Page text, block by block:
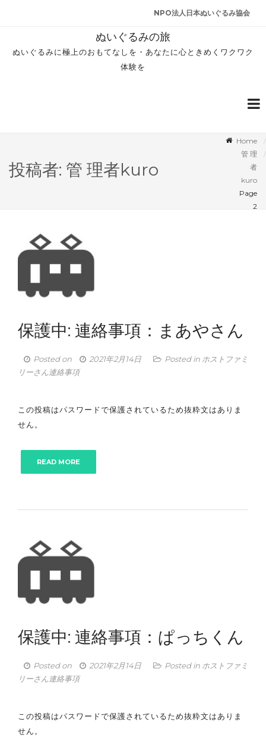
NPO法人日本ぬいぐるみ協会
ぬいぐるみの旅
ぬいぐるみに極上のおもてなしを・あなたに心ときめくワクワク
体験を
投稿者: 管 理者kuro
Home
管 理
者
kuro
Page
2
保護中: 連絡事項：まあやさん
Posted on 2021年2月14日 Posted in ホストファミ
リーさん連絡事項
この投稿はパスワードで保護されているため抜粋文はありま
せん。
READ MORE
保護中: 連絡事項：ぱっちくん
Posted on 2021年2月14日 Posted in ホストファミ
リーさん連絡事項
この投稿はパスワードで保護されているため抜粋文はありま
せん。